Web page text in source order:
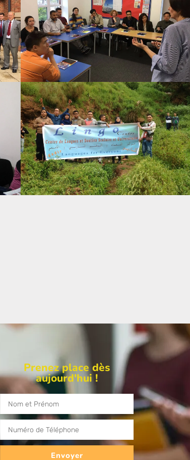
Prenez place dès
aujourd'hui !
Envoyer